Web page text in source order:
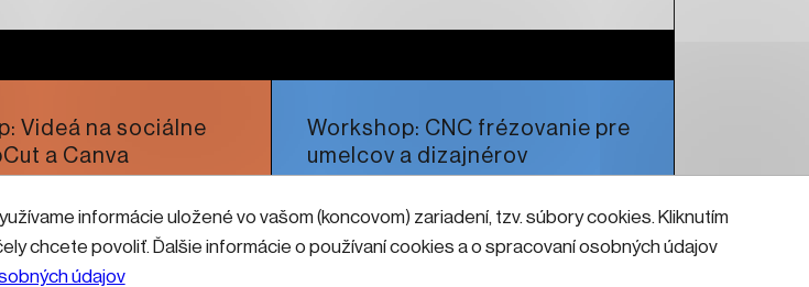
informácie uložené vo vašom (koncovom) zariadení, tzv. súbory cookies. Kliknutím
chcete povoliť. Ďalšie informácie o používaní cookies a o spracovaní osobných údajov
údajov
Videá na sociálne
a Canva
viac
Workshop: CNC frézovanie pre
umelcov a dizajnérov
Čítať viac